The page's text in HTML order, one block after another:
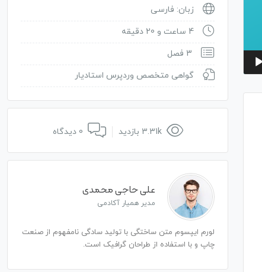
زبان: فارسی
4 ساعت و 20 دقیقه
3 فصل
گواهی متخصص وردپرس استادیار
3.31k بازدید
علی حاجی محمدی
مدیر همیار آکادمی
لورم ایپسوم متن ساختگی با تولید سادگی نامفهوم از صنعت
چاپ و با استفاده از طراحان گرافیک است.